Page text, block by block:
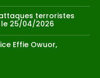
terroristes
25/04/2026
Effie Owuor,